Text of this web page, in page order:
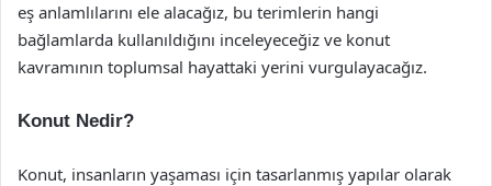
eş anlamlılarını ele alacağız, bu terimlerin hangi
bağlamlarda kullanıldığını inceleyeceğiz ve konut
kavramının toplumsal hayattaki yerini vurgulayacağız.
Konut Nedir?
Konut, insanların yaşaması için tasarlanmış yapılar olarak